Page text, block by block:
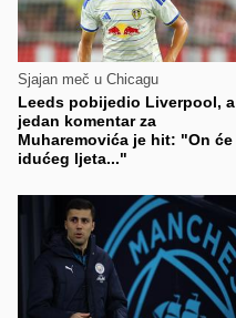
Sjajan meč u Chicagu
Leeds pobijedio Liverpool, a
jedan komentar za
Muharemovića je hit: "On će
idućeg ljeta..."